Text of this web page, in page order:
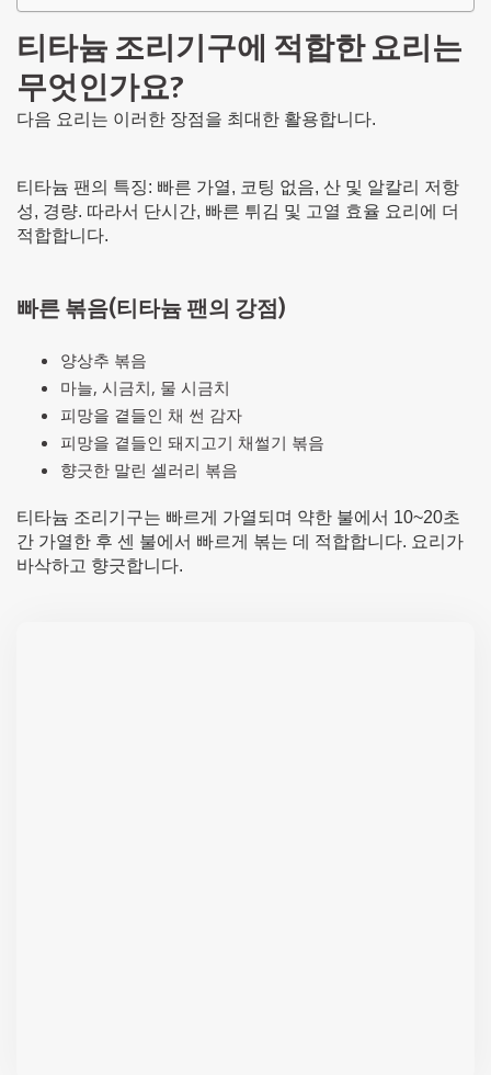
티타늄 조리기구에 적합한 요리는
무엇인가요?
다음 요리는 이러한 장점을 최대한 활용합니다.
티타늄 팬의 특징: 빠른 가열, 코팅 없음, 산 및 알칼리 저항
성, 경량. 따라서 단시간, 빠른 튀김 및 고열 효율 요리에 더
적합합니다.
빠른 볶음(티타늄 팬의 강점)
양상추 볶음
마늘, 시금치, 물 시금치
피망을 곁들인 채 썬 감자
피망을 곁들인 돼지고기 채썰기 볶음
향긋한 말린 셀러리 볶음
티타늄 조리기구는 빠르게 가열되며 약한 불에서 10~20초
간 가열한 후 센 불에서 빠르게 볶는 데 적합합니다. 요리가
바삭하고 향긋합니다.